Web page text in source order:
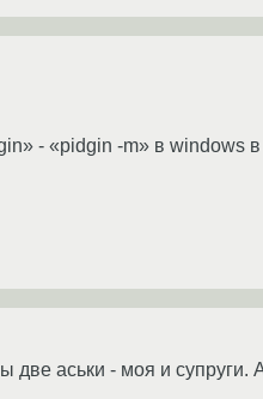
- «pidgin -m» в windows
две аськи - моя и супруги.